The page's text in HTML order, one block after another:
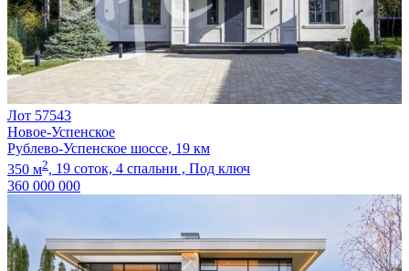
Лот 57543
Новое-Успенское
Рублево-Успенское шоссе, 19 км
350 м2, 19 соток, 4 спальни , Под ключ
360 000 000